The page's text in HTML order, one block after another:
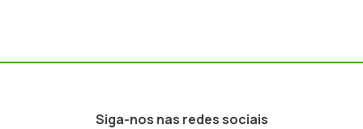
Siga-nos nas redes sociais